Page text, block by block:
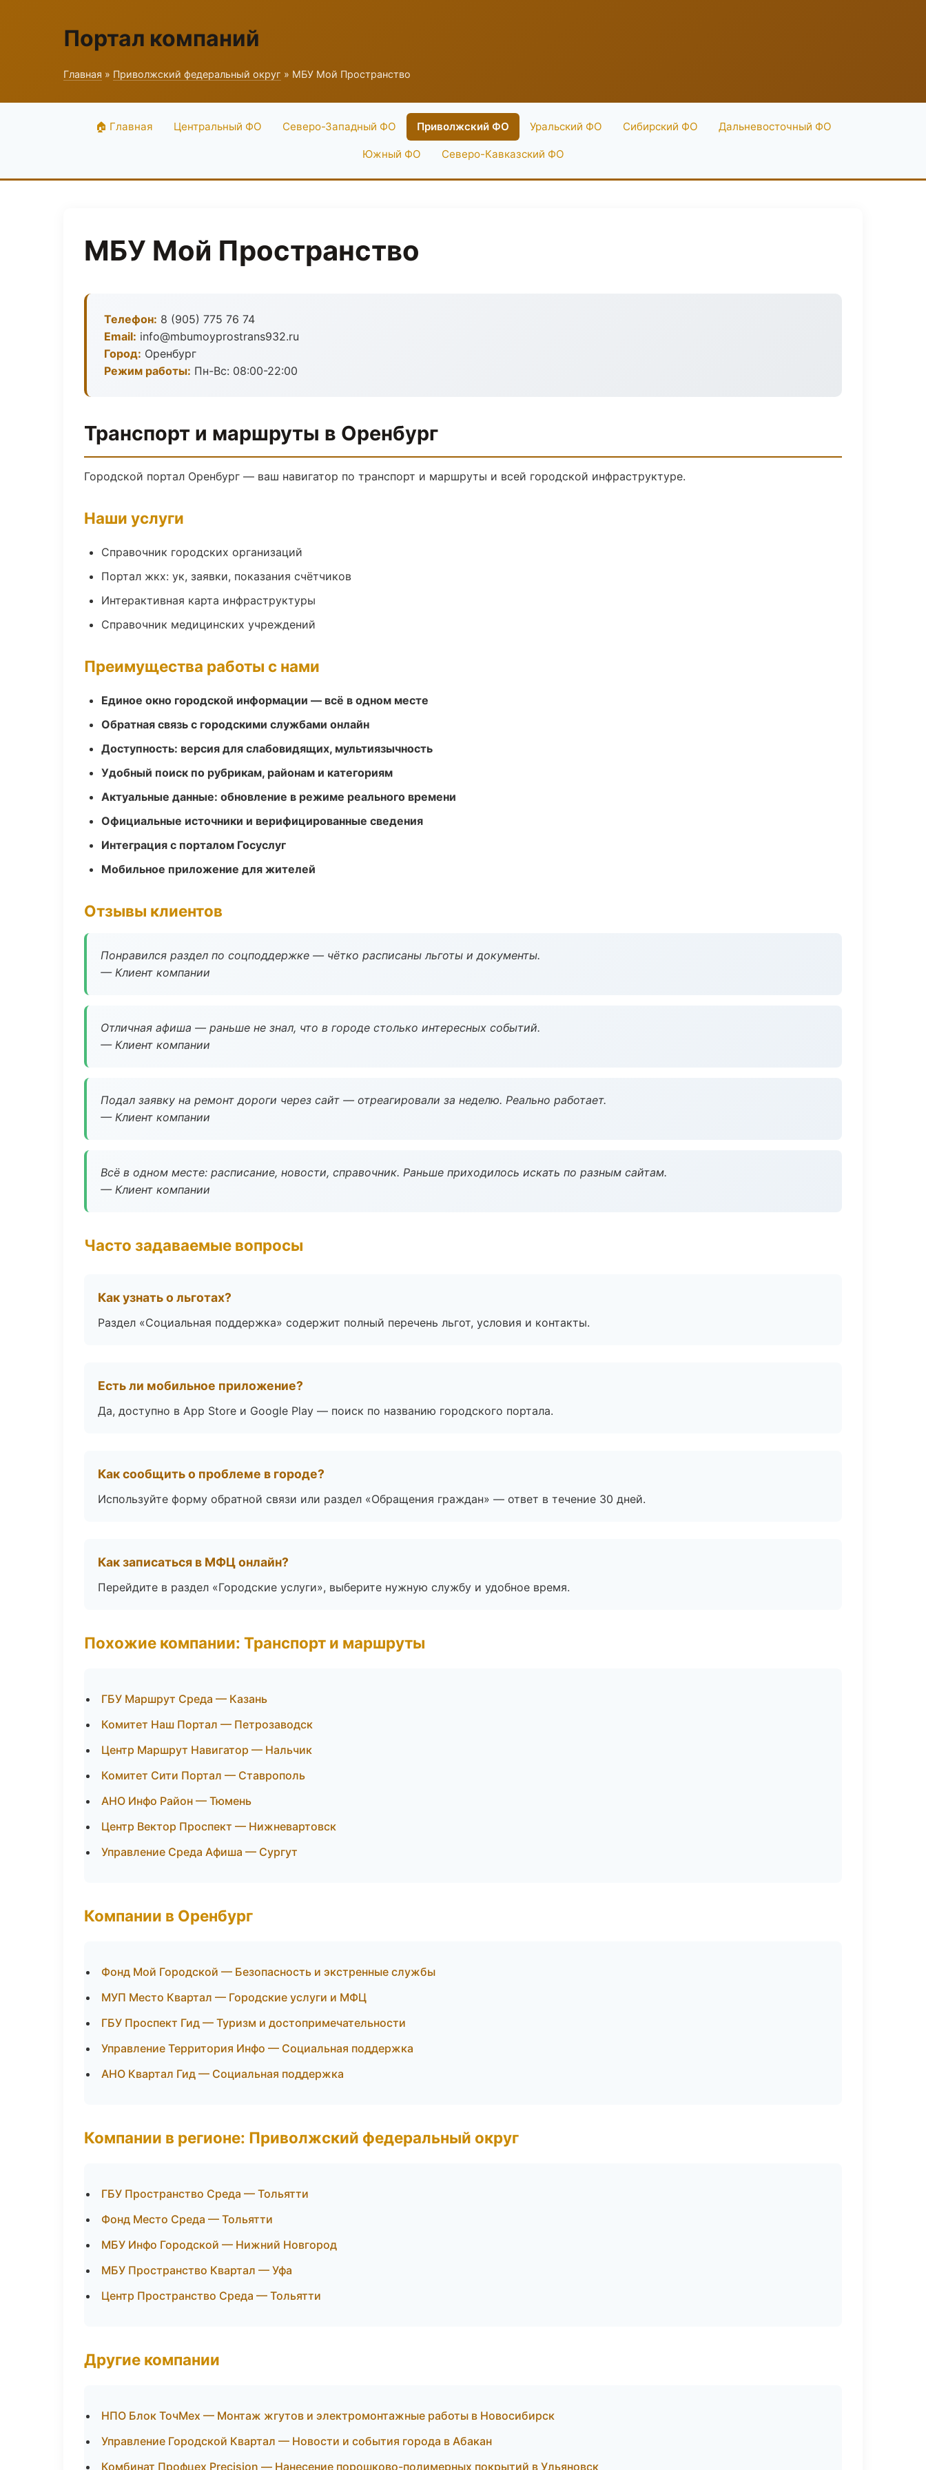
Портал компаний
Главная » Приволжский федеральный округ » МБУ Мой Пространство
🏠 Главная Центральный ФО Северо-Западный ФО Приволжский ФО Уральский ФО Сибирский ФО Дальневосточный ФО
Южный ФО Северо-Кавказский ФО
МБУ Мой Пространство
Телефон: 8 (905) 775 76 74
Email: info@mbumoyprostrans932.ru
Город: Оренбург
Режим работы: Пн-Вс: 08:00-22:00
Транспорт и маршруты в Оренбург
Городской портал Оренбург — ваш навигатор по транспорт и маршруты и всей городской инфраструктуре.
Наши услуги
Справочник городских организаций
Портал жкх: ук, заявки, показания счётчиков
Интерактивная карта инфраструктуры
Справочник медицинских учреждений
Преимущества работы с нами
Единое окно городской информации — всё в одном месте
Обратная связь с городскими службами онлайн
Доступность: версия для слабовидящих, мультиязычность
Удобный поиск по рубрикам, районам и категориям
Актуальные данные: обновление в режиме реального времени
Официальные источники и верифицированные сведения
Интеграция с порталом Госуслуг
Мобильное приложение для жителей
Отзывы клиентов
Понравился раздел по соцподдержке — чётко расписаны льготы и документы.
— Клиент компании
Отличная афиша — раньше не знал, что в городе столько интересных событий.
— Клиент компании
Подал заявку на ремонт дороги через сайт — отреагировали за неделю. Реально работает.
— Клиент компании
Всё в одном месте: расписание, новости, справочник. Раньше приходилось искать по разным сайтам.
— Клиент компании
Часто задаваемые вопросы
Как узнать о льготах?
Раздел «Социальная поддержка» содержит полный перечень льгот, условия и контакты.
Есть ли мобильное приложение?
Да, доступно в App Store и Google Play — поиск по названию городского портала.
Как сообщить о проблеме в городе?
Используйте форму обратной связи или раздел «Обращения граждан» — ответ в течение 30 дней.
Как записаться в МФЦ онлайн?
Перейдите в раздел «Городские услуги», выберите нужную службу и удобное время.
Похожие компании: Транспорт и маршруты
ГБУ Маршрут Среда — Казань
Комитет Наш Портал — Петрозаводск
Центр Маршрут Навигатор — Нальчик
Комитет Сити Портал — Ставрополь
АНО Инфо Район — Тюмень
Центр Вектор Проспект — Нижневартовск
Управление Среда Афиша — Сургут
Компании в Оренбург
Фонд Мой Городской — Безопасность и экстренные службы
МУП Место Квартал — Городские услуги и МФЦ
ГБУ Проспект Гид — Туризм и достопримечательности
Управление Территория Инфо — Социальная поддержка
АНО Квартал Гид — Социальная поддержка
Компании в регионе: Приволжский федеральный округ
ГБУ Пространство Среда — Тольятти
Фонд Место Среда — Тольятти
МБУ Инфо Городской — Нижний Новгород
МБУ Пространство Квартал — Уфа
Центр Пространство Среда — Тольятти
Другие компании
НПО Блок ТочМех — Монтаж жгутов и электромонтажные работы в Новосибирск
Управление Городской Квартал — Новости и события города в Абакан
Комбинат Профцех Precision — Нанесение порошково-полимерных покрытий в Ульяновск